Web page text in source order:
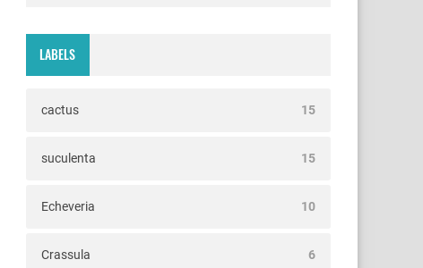
LABELS
cactus 15
suculenta 15
Echeveria 10
Crassula 6